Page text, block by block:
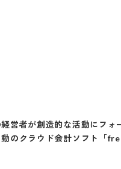
営者が創造的な活動にフォ
のクラウド会計ソフト「